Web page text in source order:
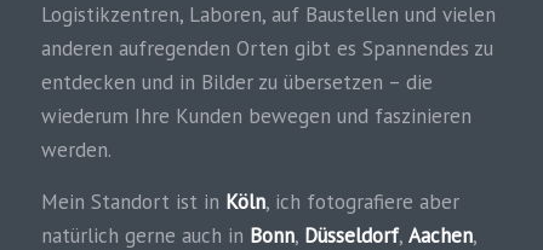
Logistikzentren, Laboren, auf Baustellen und vielen
anderen aufregenden Orten gibt es Spannendes zu
entdecken und in Bilder zu übersetzen – die
wiederum Ihre Kunden bewegen und faszinieren
werden.
Mein Standort ist in Köln, ich fotografiere aber
natürlich gerne auch in Bonn, Düsseldorf, Aachen,